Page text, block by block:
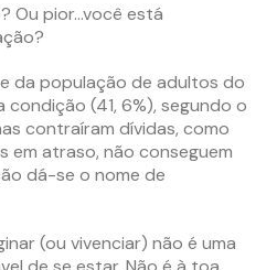
Ou pior…você está
da população de adultos do
condição (41, 6%), segundo o
contraíram dívidas, como
em atraso, não conseguem
dá-se o nome de
(ou vivenciar) não é uma